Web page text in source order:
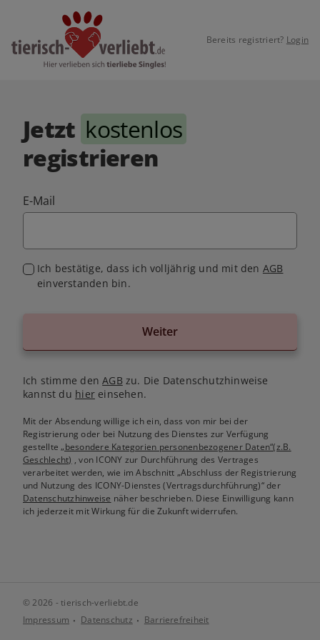
Bereits registriert? Login
Jetzt kostenlos
registrieren
E-Mail
Ich bestätige, dass ich volljährig und mit den AGB
einverstanden bin.
Weiter
Ich stimme denAGB zu. Die Datenschutzhinweise
kannst du hiereinsehen.
Mit der Absendung willige ich ein, dass von mir bei der
Registrierung oder bei Nutzung des Dienstes zur Verfügung
gestellte„besondere Kategorien personenbezogener Daten“(z.B.
Geschlecht) , von ICONY zur Durchführung des Vertrages
verarbeitet werden, wie im Abschnitt „Abschluss der Registrierung
und Nutzung des ICONY-Dienstes (Vertragsdurchführung)“ der
Datenschutzhinweise näher beschrieben. Diese Einwilligung kann
ich jederzeit mit Wirkung für die Zukunft widerrufen.
© 2026 - tierisch-verliebt.de
Impressum
Datenschutz Barrierefreiheit